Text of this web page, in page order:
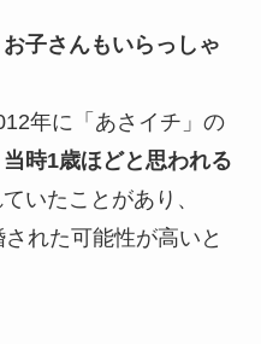
子さんもいらっしゃ
年に「あさイチ」の
当時1歳ほどと思われる
いたことがあり、
れた可能性が高いと